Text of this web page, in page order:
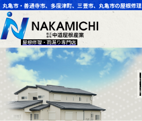
丸亀市・善通寺市、多度津町、三豊市、丸亀市の屋根修
屋根修理・雨漏り専門店